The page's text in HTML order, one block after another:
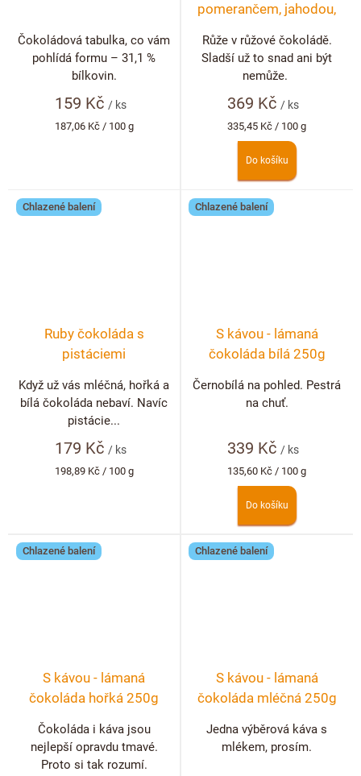
159 Kč / ks
Měrná
187,06 Kč / 100 g
Čokoládová tabulka, co vám
pohlídá formu – 31,1 %
bílkovin.
pomerančem, jahodou,
369 Kč/ ks
Měrná
cena:
335,45 Kč / 100 g
Do košíku
Růže v růžové čokoládě.
Sladší už to snad ani být
nemůže.
Chlazené balení
Ruby čokoláda s
pistáciemi
179 Kč / ks
Měrná
198,89 Kč / 100 g
Když už vás mléčná, hořká a
bílá čokoláda nebaví. Navíc
pistácie...
Chlazené balení
S kávou - lámaná
čokoláda bílá 250g
339 Kč / ks
Měrná
cena:
135,60 Kč / 100 g
Do košíku
Černobílá na pohled. Pestrá
na chuť.
Chlazené balení
S kávou - lámaná
čokoláda hořká 250g
Čokoláda i káva jsou
nejlepší opravdu tmavé.
Proto si tak rozumí.
Chlazené balení
S kávou - lámaná
čokoláda mléčná 250g
Jedna výběrová káva s
mlékem, prosím.